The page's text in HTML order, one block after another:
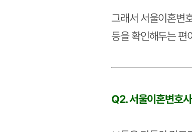
그래서 서울이혼변
등을 확인해두는 편
Q2. 서울이혼변호